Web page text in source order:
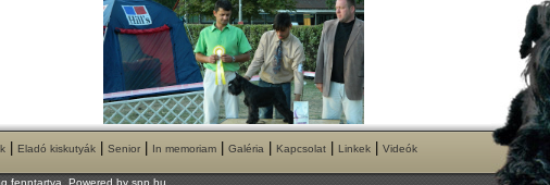
| Eladó kiskutyák| Senior| In memoriam| Galéria| Kapcsolat| Linkek| Videók
fenntartva. Powered by spp.hu